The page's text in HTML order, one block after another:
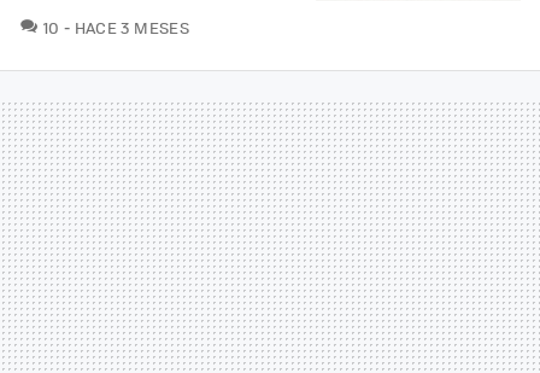
10 COMENTARIOS
HACE 3 MESES